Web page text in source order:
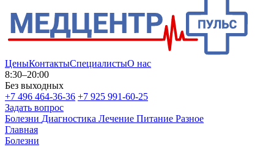
ЦеныКонтактыСпециалистыО нас
8:30–20:00
Без выходных
+7 496 464-36-36 +7 925 991-60-25
Задать вопрос
Болезни Диагностика Лечение Питание Разное
Главная
Болезни